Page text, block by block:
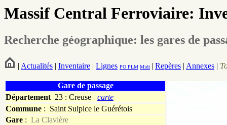
Massif Central Ferroviaire:
Recherche géographique: les gares de
| Actualités | Inventaire | Lignes PO PLM Midi | Repères | Annexes |
Gare de passage
Département 23 : Creuse carte
Commune : Saint Sulpice le Guérétois
Gare : La Clavière